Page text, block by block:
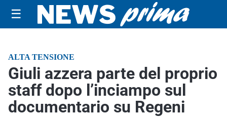
☰
ALTA TENSIONE
Giuli azzera parte del proprio
staff dopo l’inciampo sul
documentario su Regeni